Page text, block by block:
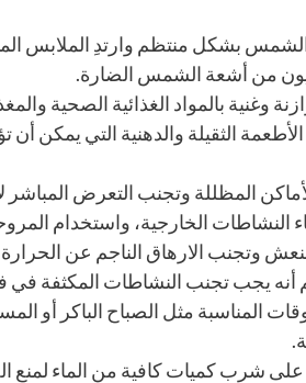
بشكل منتظم وارتدِ الملابس
من أشعة الشمس الضارة.
وغنية بالمواد الغذائية الصحية
الثقيلة والدهنية التي يمكن أن
الأماكن المظللة وتجنب التعرض
الخارجية، واستخدام
وتجنب الارهاق الناجم عن الحرارة
أنه يجب تجنب النشاطات المكثفة في
المناسبة مثل الصباح الباكر أو
على شرب كميات كافية من الماء